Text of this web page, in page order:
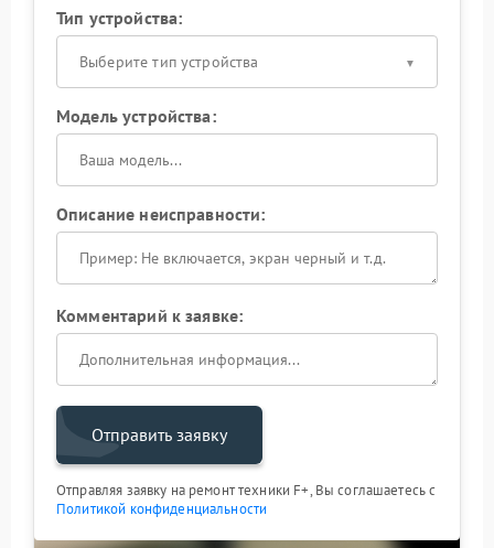
Тип устройства:
Выберите тип устройства
Модель устройства:
Описание неисправности:
Комментарий к заявке:
Отправить заявку
Отправляя заявку на ремонт техники F+, Вы соглашаетесь с
Политикой конфиденциальности